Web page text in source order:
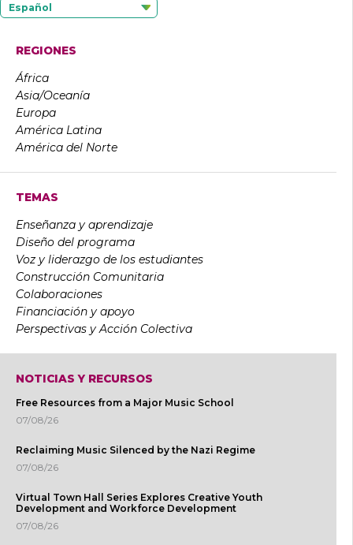
Español
REGIONES
África
Asia/Oceanía
Europa
América Latina
América del Norte
TEMAS
Enseñanza y aprendizaje
Diseño del programa
Voz y liderazgo de los estudiantes
Construcción Comunitaria
Colaboraciones
Financiación y apoyo
Perspectivas y Acción Colectiva
NOTICIAS Y RECURSOS
Free Resources from a Major Music School
07/08/26
Reclaiming Music Silenced by the Nazi Regime
07/08/26
Virtual Town Hall Series Explores Creative Youth
Development and Workforce Development
07/08/26